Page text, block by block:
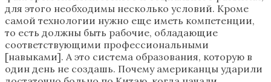
для этого необходимы несколько условий. Кроме
самой технологии нужно еще иметь компетенции,
то есть должны быть рабочие, обладающие
соответствующими профессиональными
[навыками]. А это система образования, которую в
один день не создашь. Почему американцы ударили